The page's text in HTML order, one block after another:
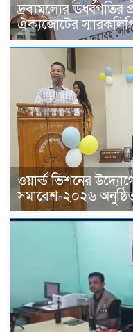
দ্রব্যমূল্যের ঊর্ধ্বগতির
ঐক্যজোটের
ওয়ার্ল্ড ভিশনের
সমাবেশ-২০২৬